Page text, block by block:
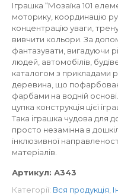
Іграшка “Мозаїка 101
моторику, координацію
концентрацію уваги,
вивчити кольори. За
фантазувати, вигадуючи
людей, автомобілів,
каталогом з прикладами
деревина, що
фарбами на водній
цупка конструкція цієї
Така іграшка чудова для
просто незамінна в
інклюзивної
матеріалів.
Артикул: А343
Категорії: Вся продукція